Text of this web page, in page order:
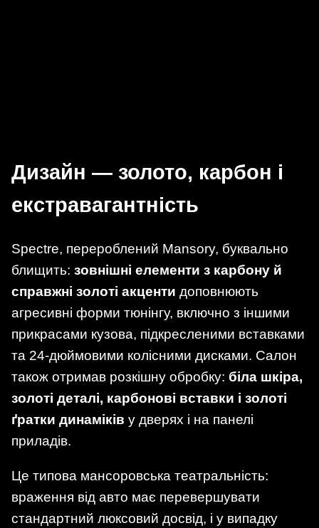
Дизайн — золото, карбон і
екстравагантність
Spectre, перероблений Mansory, буквально
блищить: зовнішні елементи з карбону й
справжні золоті акценти доповнюють
агресивні форми тюнінгу, включно з іншими
прикрасами кузова, підкресленими вставками
та 24-дюймовими колісними дисками. Салон
також отримав розкішну обробку: біла шкіра,
золоті деталі, карбонові вставки і золоті
ґратки динаміків у дверях і на панелі
приладів.
Це типова мансоровська театральність:
враження від авто має перевершувати
стандартний люксовий досвід, і у випадку